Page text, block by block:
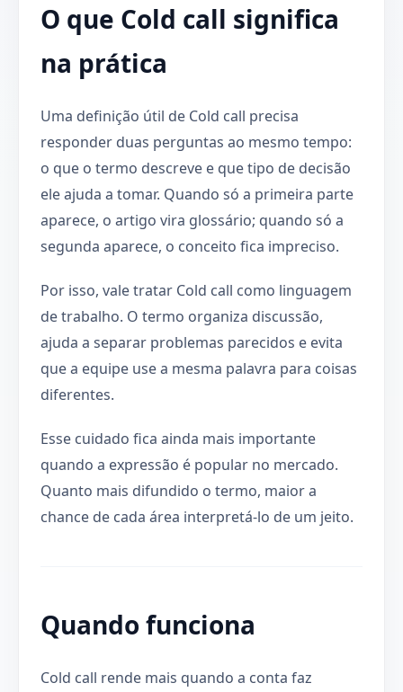
O que Cold call significa
na prática
Uma definição útil de Cold call precisa
responder duas perguntas ao mesmo tempo:
o que o termo descreve e que tipo de decisão
ele ajuda a tomar. Quando só a primeira parte
aparece, o artigo vira glossário; quando só a
segunda aparece, o conceito fica impreciso.
Por isso, vale tratar Cold call como linguagem
de trabalho. O termo organiza discussão,
ajuda a separar problemas parecidos e evita
que a equipe use a mesma palavra para coisas
diferentes.
Esse cuidado fica ainda mais importante
quando a expressão é popular no mercado.
Quanto mais difundido o termo, maior a
chance de cada área interpretá-lo de um jeito.
Quando funciona
Cold call rende mais quando a conta faz